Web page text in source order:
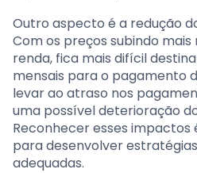
Outro aspecto é a redução
Com os preços subindo
renda, fica mais difícil
mensais para o pagamento
levar ao atraso nos
uma possível deterioração
Reconhecer esses impactos
para desenvolver
adequadas.